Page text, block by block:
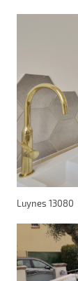
Luynes 13080